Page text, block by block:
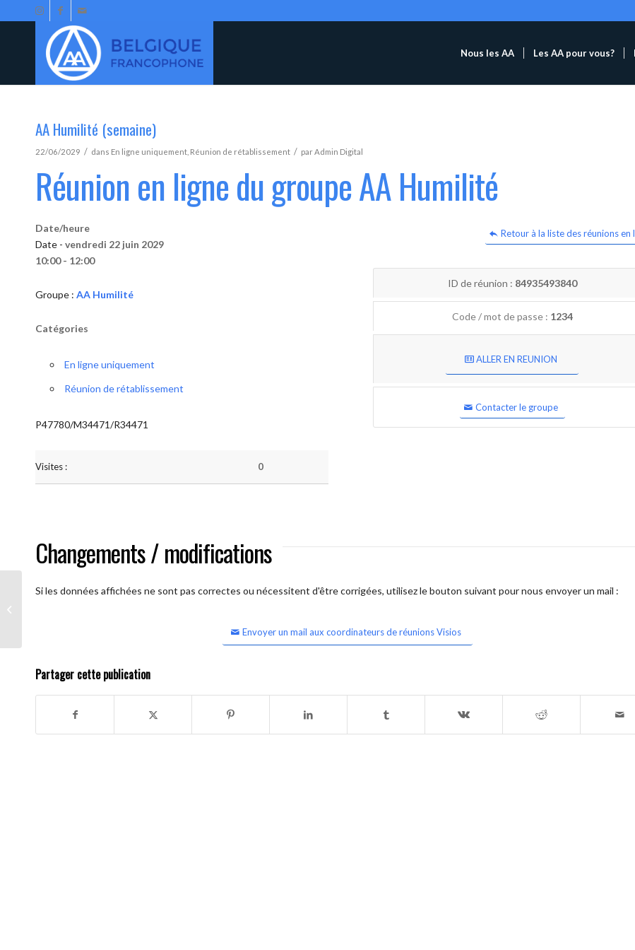
Nous les AA Les AA pour vous?
AA Humilité (semaine)
22/06/2029 / dans En ligne uniquement Réunion de rétablissement / parAdmin Digital
Réunion en ligne du groupe AA Humilité
Retour à la liste des réunions en
Date/heure
Date - vendredi 22 juin 2029
10:00 - 12:00
Groupe : AA Humilité
Catégories
En ligne uniquement
Réunion de rétablissement
P47780/M34471/R34471
Visites : 0
ID de réunion : 84935493840
Code / mot de passe : 1234
ALLER EN REUNION
Contacter le groupe
Changements / modifications
Si les données affichées ne sont pas correctes ou nécessitent d'être corrigées, utilisez le bouton suivant pour nous envoyer un mail :
Envoyer un mail aux coordinateurs de réunions Visios
Partager cette publication